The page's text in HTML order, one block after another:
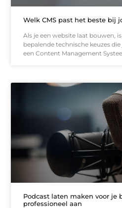
Welk CMS past het beste bij
Als je een website laat bouwen,
bepalende technische keuzes
een Content Management
Podcast laten maken voor je
professioneel aan